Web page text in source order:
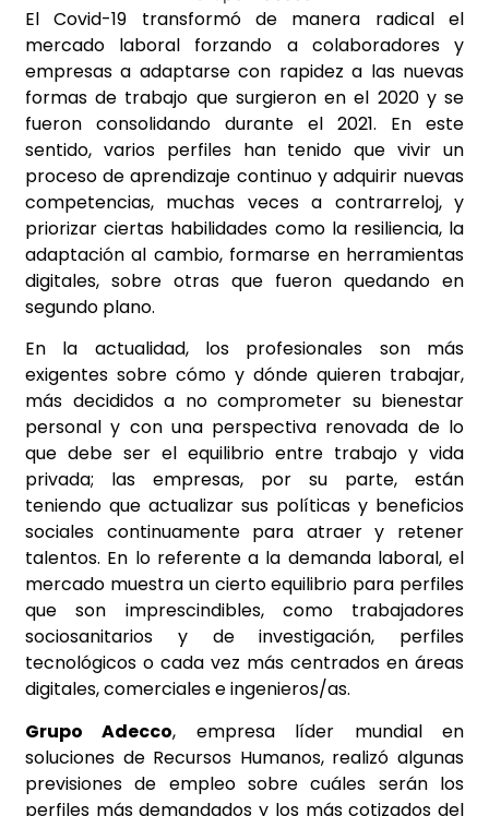
El Covid-19 transformó de manera radical el
mercado laboral forzando a colaboradores y
empresas a adaptarse con rapidez a las nuevas
formas de trabajo que surgieron en el 2020 y se
fueron consolidando durante el 2021. En este
sentido, varios perfiles han tenido que vivir un
proceso de aprendizaje continuo y adquirir nuevas
competencias, muchas veces a contrarreloj, y
priorizar ciertas habilidades como la resiliencia, la
adaptación al cambio, formarse en herramientas
digitales, sobre otras que fueron quedando en
segundo plano.
En la actualidad, los profesionales son más
exigentes sobre cómo y dónde quieren trabajar,
más decididos a no comprometer su bienestar
personal y con una perspectiva renovada de lo
que debe ser el equilibrio entre trabajo y vida
privada; las empresas, por su parte, están
teniendo que actualizar sus políticas y beneficios
sociales continuamente para atraer y retener
talentos. En lo referente a la demanda laboral, el
mercado muestra un cierto equilibrio para perfiles
que son imprescindibles, como trabajadores
sociosanitarios y de investigación, perfiles
tecnológicos o cada vez más centrados en áreas
digitales, comerciales e ingenieros/as.
Grupo Adecco, empresa líder mundial en
soluciones de Recursos Humanos, realizó algunas
previsiones de empleo sobre cuáles serán los
perfiles más demandados y los más cotizados del